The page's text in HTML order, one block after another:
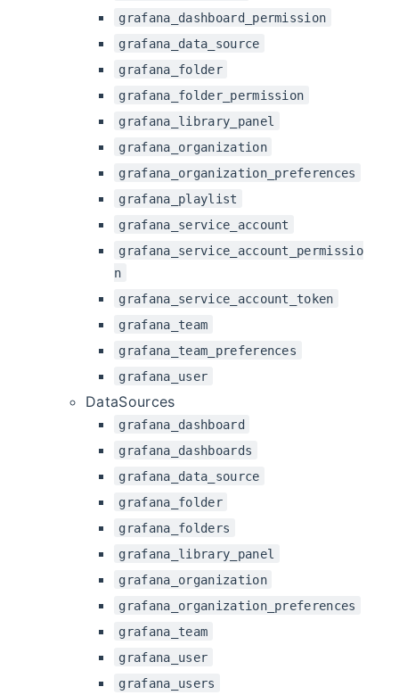
grafana_dashboard_permission
grafana_data_source
grafana_folder
grafana_folder_permission
grafana_library_panel
grafana_organization
grafana_organization_preferences
grafana_playlist
grafana_service_account
grafana_service_account_permissio
n
grafana_service_account_token
grafana_team
grafana_team_preferences
grafana_user
DataSources
grafana_dashboard
grafana_dashboards
grafana_data_source
grafana_folder
grafana_folders
grafana_library_panel
grafana_organization
grafana_organization_preferences
grafana_team
grafana_user
grafana_users